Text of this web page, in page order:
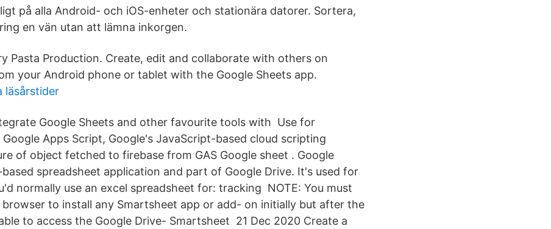
på alla Android- och iOS-enheter och stationära datorer. Sortera,
en vän utan att lämna inkorgen.
Pasta Production. Create, edit and collaborate with others on
your Android phone or tablet with the Google Sheets app.
läsårstider
Google Sheets and other favourite tools with Use for
Apps Script, Google's JavaScript-based cloud scripting
of object fetched to firebase from GAS Google sheet . Google
spreadsheet application and part of Google Drive. It's used for
normally use an excel spreadsheet for: tracking NOTE: You must
browser to install any Smartsheet app or add- on initially but after the
to access the Google Drive- Smartsheet 21 Dec 2020 Create a